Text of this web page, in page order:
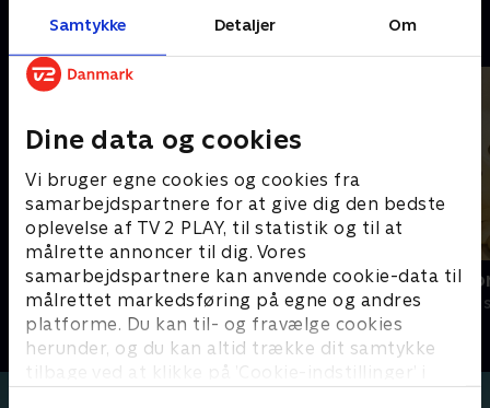
Samtykke Detaljer Om
Dine data og cookies
Vi bruger egne cookies og cookies fra
samarbejdspartnere for at give dig den bedste
oplevelse af TV 2 PLAY, til statistik og til at
målrette annoncer til dig. Vores
samarbejdspartnere kan anvende cookie-data til
målrettet markedsføring på egne og andres
platforme. Du kan til- og fravælge cookies
herunder, og du kan altid trække dit samtykke
tilbage ved at klikke på ’Cookie-indstillinger’ i
Andre så også
Brandmand Sam
Børneserier • 1 sæsoner
Vip og
Børneserier • 1